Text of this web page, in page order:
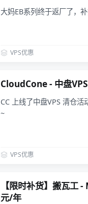
大妈EB系列终于返厂了，
VPS优惠
CloudCone - 中盘
CC 上线了中盘VPS 清仓
~
VPS优惠
【限时补货】搬瓦工
元/年